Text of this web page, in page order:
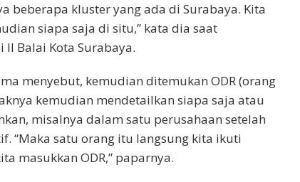
beberapa kluster yang ada di Surabaya. Kita
siapa saja di situ,” kata dia saat
Balai Kota Surabaya.
menyebut, kemudian ditemukan ODR (orang
kemudian mendetailkan siapa saja atau
misalnya dalam satu perusahaan setelah
“Maka satu orang itu langsung kita ikuti
masukkan ODR,” paparnya.